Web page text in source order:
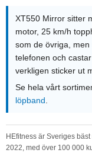
XT550 Mirror sitter
motor, 25 km/h
som de övriga,
telefonen och
verkligen sticker ut
Se hela vårt
löpband.
HEfitness är Sveriges
2022, med över 100 000